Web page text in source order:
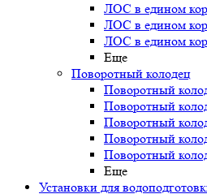
ЛОС в едином
ЛОС в едином
ЛОС в едином
Еще
Поворотный колодец
Поворотный
Поворотный
Поворотный
Поворотный
Поворотный
Еще
Установки для